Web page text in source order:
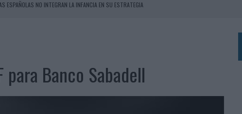
ESPAÑOLAS NO INTEGRAN LA INFANCIA EN SU ESTRATEGIA
DE LOS ESPAÑOLES
NUEVA DIRECTORA COMERCIAL GLOBAL
INSPIRADA EN CORNETTO, CALIPPO Y SOLERO
para Banco Sabadell